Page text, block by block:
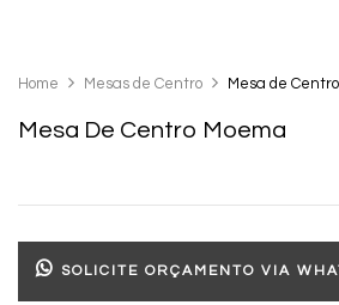
Home Mesas de Centro Mesa de
Mesa De Centro Moema
SOLICITE ORÇAMENTO VIA